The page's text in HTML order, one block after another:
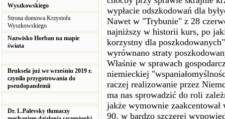
Wyszkowskiego
Strona domowa Krzystofa
Wyszkowskiego
Nazwisko Horban na mapie
świata
Bruksela już we wrześniu 2019 r.
czyniła przygotrowania do
pseudopandemii
Dr. L.Palevsky tłumaczy
wypłacie odszkodowań dla
Nawet w "Trybunie" z 28
najniższy w historii kurs, po
korzystny dla
wyrównano straty
Właśnie w sprawach
niemieckiej
raczej realizowanie przez
ma nas sprowadzić do roli
jakże wymownie
90. w bardzo szczerej